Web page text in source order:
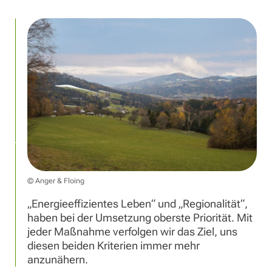
„Energieeffizientes Leben“ und „Regionalität“,
haben bei der Umsetzung oberste Priorität. Mit
jeder Maßnahme verfolgen wir das Ziel, uns
diesen beiden Kriterien immer mehr
anzunähern.
© Anger & Floing